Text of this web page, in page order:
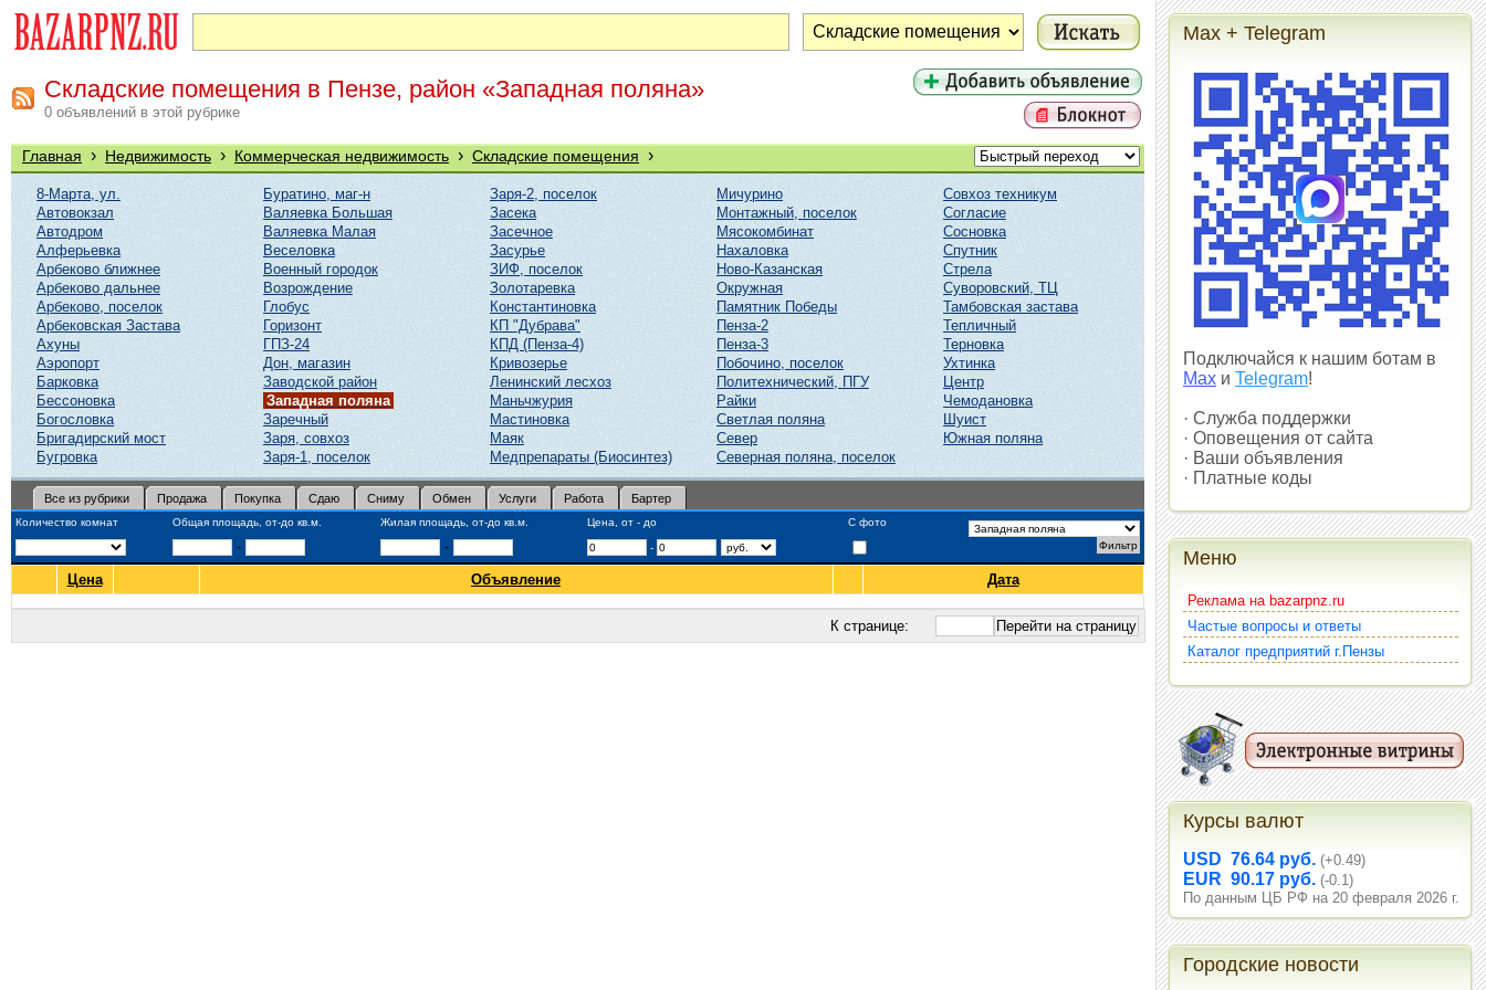
Складские помещения в Пензе, район «Западная поляна»
0 объявлений в этой рубрике
Главная › Недвижимость › Коммерческая недвижимость › Складские помещения ›
8-Марта, ул.
Автовокзал
Автодром
Алферьевка
Арбеково ближнее
Арбеково дальнее
Арбеково, поселок
Арбековская Застава
Ахуны
Аэропорт
Барковка
Бессоновка
Богословка
Бригадирский мост
Бугровка
Буратино, маг-н
Валяевка Большая
Валяевка Малая
Веселовка
Военный городок
Возрождение
Глобус
Горизонт
ГПЗ-24
Дон, магазин
Заводской район
Западная поляна
Заречный
Заря, совхоз
Заря-1, поселок
Заря-2, поселок
Засека
Засечное
Засурье
ЗИФ, поселок
Золотаревка
Константиновка
КП "Дубрава"
КПД (Пенза-4)
Кривозерье
Ленинский лесхоз
Маньчжурия
Мастиновка
Маяк
Медпрепараты (Биосинтез)
Мичурино
Монтажный, поселок
Мясокомбинат
Нахаловка
Ново-Казанская
Окружная
Памятник Победы
Пенза-2
Пенза-3
Побочино, поселок
Политехнический, ПГУ
Райки
Светлая поляна
Север
Северная поляна, поселок
Совхоз техникум
Согласие
Сосновка
Спутник
Стрела
Суворовский, ТЦ
Тамбовская застава
Тепличный
Терновка
Ухтинка
Центр
Чемодановка
Шуист
Южная поляна
Все из рубрики Продажа Покупка Сдаю Сниму Обмен Услуги Работа Бартер
Количество комнат Общая площадь, от-до кв.м. Жилая площадь, от-до кв.м. Цена, от - до С фото
- - -
Цена Объявление Дата
К странице:
Max + Telegram
Подключайся к нашим ботам в
Max и Telegram!
· Служба поддержки
· Оповещения от сайта
· Ваши объявления
· Платные коды
Меню
Реклама на bazarpnz.ru
Частые вопросы и ответы
Каталог предприятий г.Пензы
Курсы валют
USD 76.64 руб. (+0.49)
EUR 90.17 руб. (-0.1)
По данным ЦБ РФ на 20 февраля 2026 г.
Городские новости